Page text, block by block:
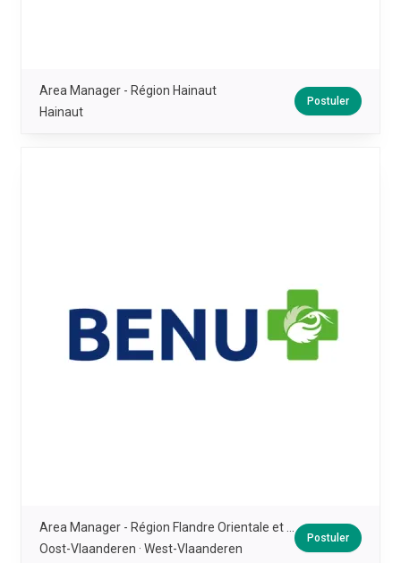
Area Manager - Région Hainaut
Hainaut
Postuler
Oost-Vlaanderen · West-Vlaanderen
Postuler